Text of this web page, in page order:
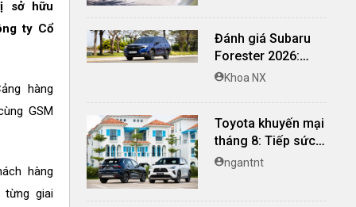
sở hữu
ty Cổ
hàng
GSM
hàng
từng giai
tranh
Đánh giá Subaru
Forester 2026:
Mạnh mẽ, êm ái đi
ADAS hoàn hảo
Khoa NX
Toyota khuyến mại
tháng 8: Tiếp sức
đà tăng trưởng, tối
ngantnt